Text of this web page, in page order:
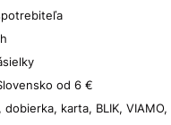
od 6 €
karta, BLIK, VIAMO,